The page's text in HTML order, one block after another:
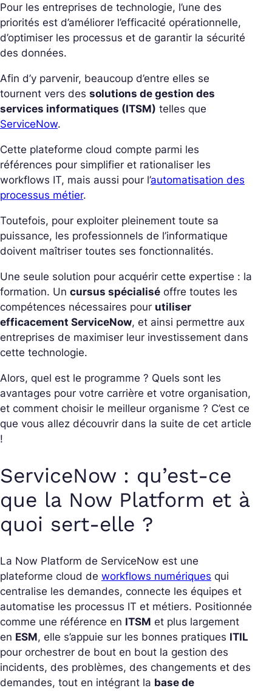
Pour les entreprises de technologie, l’une des
priorités est d’améliorer l’efficacité opérationnelle,
d’optimiser les processus et de garantir la sécurité
des données.
Afin d’y parvenir, beaucoup d’entre elles se
tournent vers des solutions de gestion des
services informatiques (ITSM) telles que
ServiceNow.
Cette plateforme cloud compte parmi les
références pour simplifier et rationaliser les
workflows IT, mais aussi pour l’automatisation des
processus métier.
Toutefois, pour exploiter pleinement toute sa
puissance, les professionnels de l’informatique
doivent maîtriser toutes ses fonctionnalités.
Une seule solution pour acquérir cette expertise : la
formation. Un cursus spécialisé offre toutes les
compétences nécessaires pour utiliser
efficacement ServiceNow, et ainsi permettre aux
entreprises de maximiser leur investissement dans
cette technologie.
Alors, quel est le programme ? Quels sont les
avantages pour votre carrière et votre organisation,
et comment choisir le meilleur organisme ? C’est ce
que vous allez découvrir dans la suite de cet article
!
ServiceNow : qu’est-ce
que la Now Platform et à
quoi sert-elle ?
La Now Platform de ServiceNow est une
plateforme cloud de workflows numériques qui
centralise les demandes, connecte les équipes et
automatise les processus IT et métiers. Positionnée
comme une référence en ITSM et plus largement
en ESM, elle s’appuie sur les bonnes pratiques ITIL
pour orchestrer de bout en bout la gestion des
incidents, des problèmes, des changements et des
demandes, tout en intégrant la base de